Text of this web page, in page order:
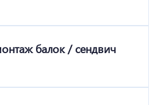
балок / сендвич